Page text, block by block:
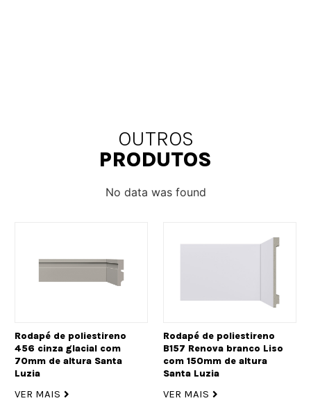
OUTROS
PRODUTOS
No data was found
Rodapé de poliestireno
456 cinza glacial com
70mm de altura Santa
Luzia
VER MAIS
Rodapé de poliestireno
B157 Renova branco Liso
com 150mm de altura
Santa Luzia
VER MAIS